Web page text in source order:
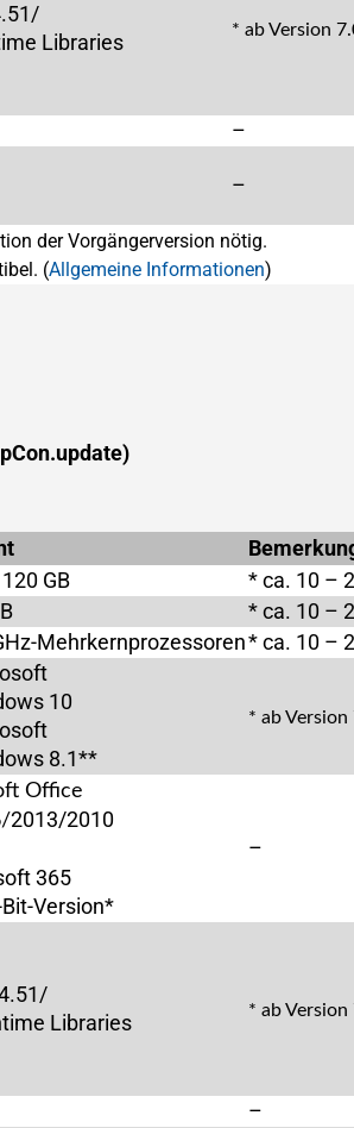
Libraries
* ab Version
–
–
der Vorgängerversion nötig.
(Allgemeine Informationen)
GB
* ca. 10 –
* ca. 10 –
Mehrkernprozessoren* ca. 10 –
10
8.1**
* ab Version
Office
2013/2010
365
Version*
–
Libraries
* ab Version
–